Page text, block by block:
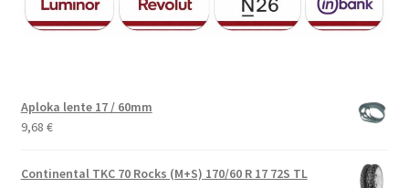
Aploka lente 17 / 60mm
9,68 €
Continental TKC 70 Rocks (M+S) 170/60 R 17 72S TL